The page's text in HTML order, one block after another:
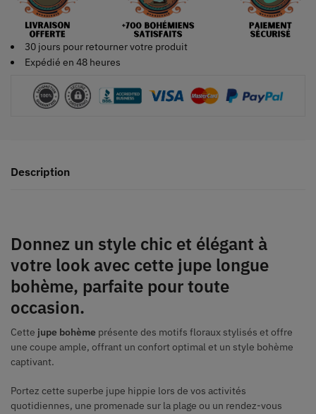
30 jours pour retourner votre produit
Expédié en 48 heures
Description
Donnez un style chic et élégant à
votre look avec cette jupe longue
bohème, parfaite pour toute
occasion.
Cette jupe bohème présente des motifs floraux stylisés et offre
une coupe ample, offrant un confort optimal et un style bohème
captivant.
Portez cette superbe jupe hippie lors de vos activités
quotidiennes, une promenade sur la plage ou un rendez-vous